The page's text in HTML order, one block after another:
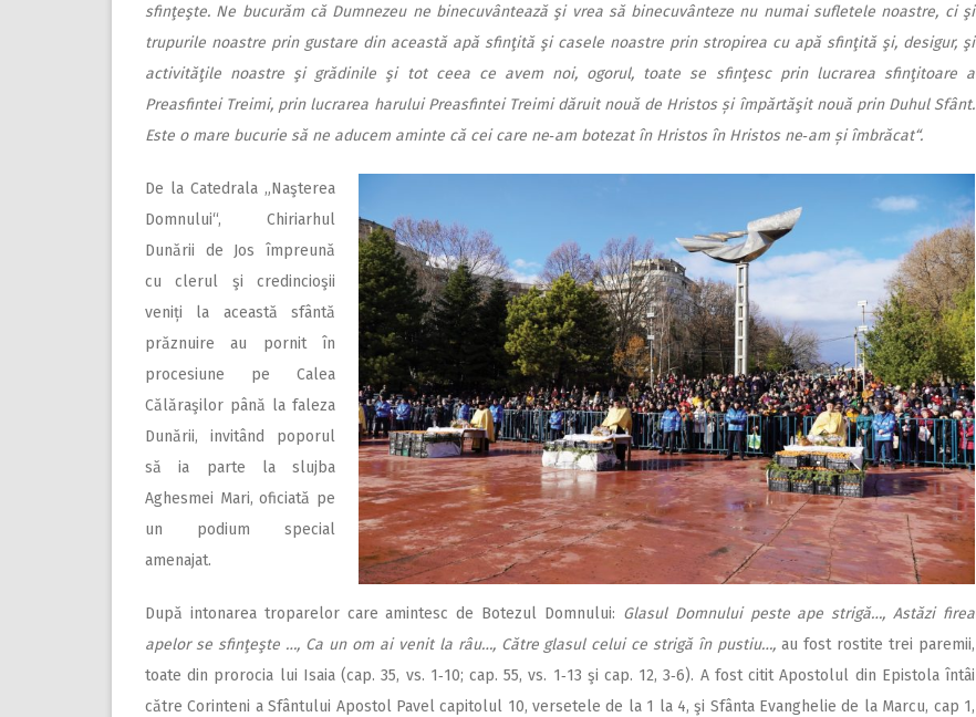
sfinţeşte. Ne bucurăm că Dumnezeu ne binecuvântează şi vrea să binecuvânteze nu numai sufletele noastre, ci şi
trupurile noastre prin gustare din această apă sfinţită şi casele noastre prin stropirea cu apă sfinţită şi, desigur, şi
activităţile noastre şi grădinile şi tot ceea ce avem noi, ogorul, toate se sfinţesc prin lucrarea sfinţitoare a
Preasfintei Treimi, prin lucrarea harului Preasfintei Treimi dăruit nouă de Hristos și împărtăşit nouă prin Duhul Sfânt.
Este o mare bucurie să ne aducem aminte că cei care ne‑am botezat în Hristos în Hristos ne‑am și îmbrăcat“.
De la Catedrala „Naşterea
Domnului“, Chiriarhul
Dunării de Jos împreună
cu clerul şi credincioşii
veniți la această sfântă
prăznuire au pornit în
procesiune pe Calea
Călăraşilor până la faleza
Dunării, invitând poporul
să ia parte la slujba
Aghesmei Mari, oficiată pe
un podium special
amenajat.
După intonarea troparelor care amintesc de Botezul Domnului: Glasul Domnului peste ape strigă…, Astăzi firea
apelor se sfinţeşte …, Ca un om ai venit la râu…, Către glasul celui ce strigă în pustiu…,au fost rostite trei paremii,
toate din prorocia lui Isaia (cap. 35, vs. 1‑10; cap. 55, vs. 1‑13 şi cap. 12, 3‑6). A fost citit Apostolul din Epistola întâi
către Corinteni a Sfântului Apostol Pavel capitolul 10, versetele de la 1 la 4, şi Sfânta Evanghelie de la Marcu, cap 1,